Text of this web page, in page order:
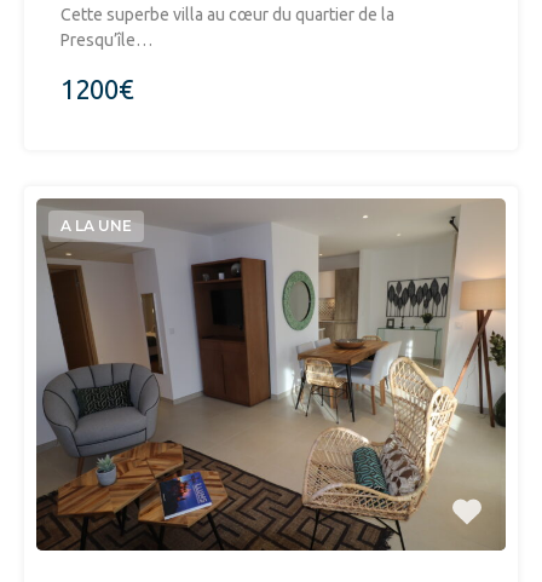
​Cette superbe villa au cœur du quartier de la
Presqu’île…
1200€
A LA UNE